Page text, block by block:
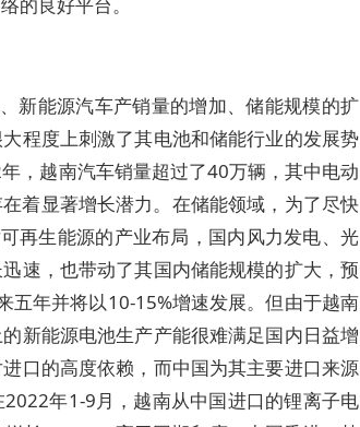
新能源汽车产销量的增加、储能规模的扩
程度上刺激了其电池和储能行业的发展势
，越南汽车销量超过了40万辆，其中电动
着显著增长潜力。在储能领域，为了尽快
再生能源的产业布局，国内风力发电、光
速，也带动了其国内储能规模的扩大，预
年并将以10-15%增速发展。但由于越南
新能源电池生产产能很难满足国内日益增
口的高度依赖，而中国为其主要进口来源
年1-9月，越南从中国进口的锂离子电